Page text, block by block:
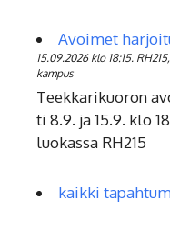
Avoimet
15.09.2026 klo 18:15.
kampus
Teekkarikuoron
ti 8.9. ja 15.9. klo
luokassa RH215
kaikki